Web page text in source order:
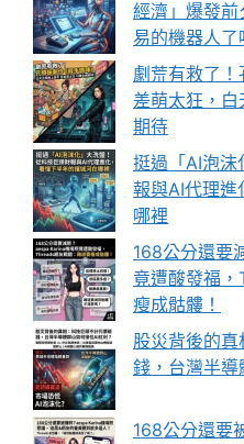
經濟」爆發
易的機器人了
劇荒有救了
差萌太狂，白
期待
挺過「AI泡沫
報與AI代理進
哪裡
168公分還要
竟遭酸發福
瘦成骷髏！
股災背後的
錢，台灣半導
168公分還要